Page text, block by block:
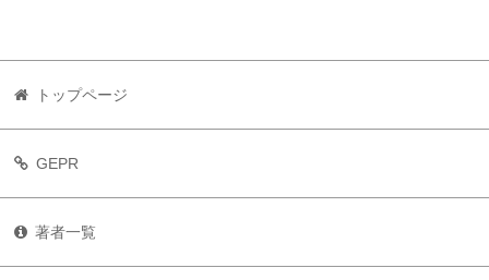
トップページ
GEPR
著者一覧